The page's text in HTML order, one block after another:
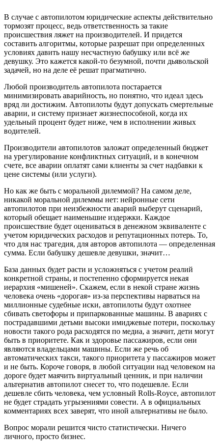
В случае с автопилотом юридические аспекты действительно
тормозят процесс, ведь ответственность за такие
происшествия ляжет на производителей. И придется
составить алгоритмы, которые разрешат при определенных
условиях давить нашу несчастную бабушку или всё же
девушку. Это кажется какой-то безумной, почти дьявольской
задачей, но на деле её решат прагматично.
Любой производитель автопилота постарается
минимизировать аварийность, но понятно, что идеал здесь
вряд ли достижим. Автопилоты будут допускать смертельные
аварии, и систему признает жизнеспособной, когда их
удельный процент будет ниже, чем в исполнении живых
водителей.
Производители автопилотов заложат определенный бюджет
на урегулирование конфликтных ситуаций, и в конечном
счете, все аварии оплатят сами клиенты за счет надбавки к
цене системы (или услуги).
Но как же быть с моральной дилеммой? На самом деле,
никакой моральной дилеммы нет: нейронные сети
автопилотов при неизбежности аварий выберут сценарий,
который обещает наименьшие издержки. Каждое
происшествие будет оцениваться в денежном эквиваленте с
учетом юридических расходов и репутационных потерь. То,
что для нас трагедия, для авторов автопилота — определенная
сумма. Если бабушку дешевле девушки, значит…
База данных будет расти и усложняться с учетом реалий
конкретной страны, и постепенно сформируется некая
иерархия «мишеней». Скажем, если в некой стране жизнь
человека очень «дорогая» из-за перспективы нарваться на
миллионные судебные иски, автопилоты будут охотнее
сбивать светофоры и припаркованные машины. В авариях с
пострадавшими детьми высоки имиджевые потери, поскольку
новости такого рода расходятся по медиа, а значит, дети могут
быть в приоритете. Как и здоровье пассажиров, если они
являются владельцами машины. Если же речь об
автоматических такси, такого приоритета у пассажиров может
и не быть. Короче говоря, в любой ситуации над человеком на
дороге будет маячить виртуальный ценник, и при наличии
альтернатив автопилот снесет то, что подешевле. Если
дешевле сбить человека, чем условный Rolls-Royce, автопилот
не будет страдать угрызениями совести. А в официальных
комментариях всех заверят, что иной альтернативы не было.
Вопрос морали решится чисто статистически. Ничего
личного, просто бизнес.